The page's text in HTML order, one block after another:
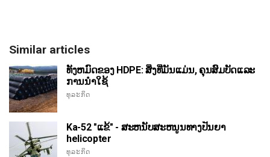
Similar articles
ທັງຫມົດຂອງ HDPE: ສິ່ງທີ່ມັນແມ່ນ, ຄຸນສົມບັດແລະ
ການນໍາໃຊ້
ທຸລະກິດ
Ka-52 "ແຂ້" - ສະຫນັບສະຫນູນທາງປັນຍາ
helicopter
ທຸລະກິດ